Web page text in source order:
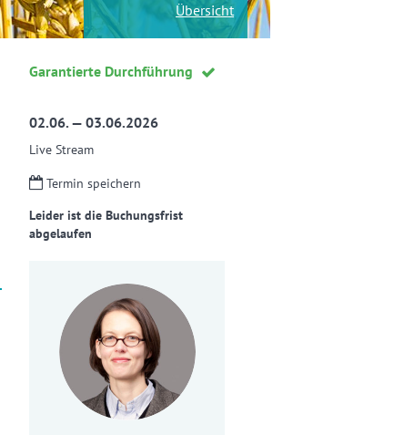
Übersicht
Garantierte Durchführung
02.06. — 03.06.2026
Live Stream
Termin speichern
Leider ist die Buchungsfrist
abgelaufen